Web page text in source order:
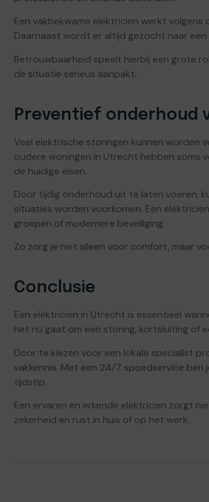
Een vakbekwame elektricien werkt
Daarnaast wordt er altijd gezocht naar
Betrouwbaarheid speelt hierbij een grote
de situatie serieus aanpakt.
Preventief onderhoud
Veel elektrische storingen kunnen worden
oudere woningen in Utrecht hebben soms
de huidige eisen.
Door tijdig onderhoud uit te laten voeren,
situaties worden voorkomen. Een
groepen of modernere beveiliging.
Zo zorg je niet alleen voor comfort, maar
Conclusie
Een elektricien in Utrecht is essentieel
het nu gaat om een storing, kortsluiting of
Door te kiezen voor een lokale specialist
vakkennis. Met een 24/7 spoedservice
tijdstip.
Een ervaren en erkende elektricien zorgt
zekerheid en rust in huis of op het werk.